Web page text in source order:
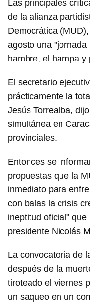
Las principales
de la alianza
Democrática
agosto una "jornada
hambre, el hampa y
El secretario
prácticamente la
Jesús Torrealba,
simultánea en
provinciales.
Entonces se
propuestas que la
inmediato para
con balas la crisis
ineptitud oficial" que
presidente Nicolás
La convocatoria de
después de la
tiroteado el viernes
un saqueo en un